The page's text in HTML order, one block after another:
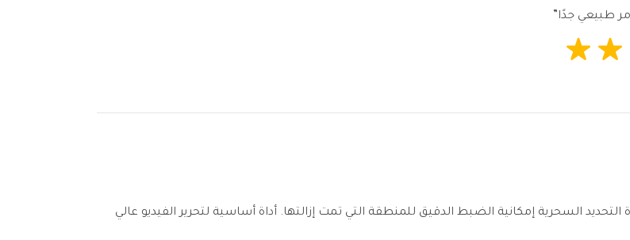
طبيعي جدًا”
السحرية إمكانية الضبط الدقيق للمنطقة التي تمت إزالتها. أداة أساسية لتحرير الفيديو عالي